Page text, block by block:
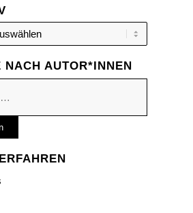
NACH AUTOR*INNEN